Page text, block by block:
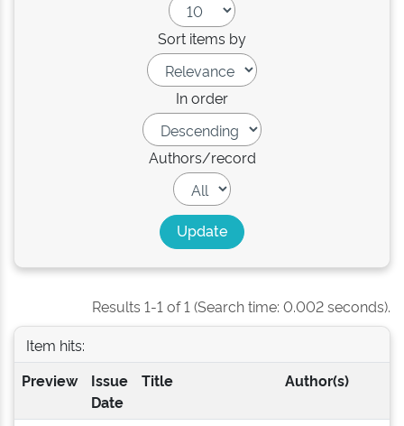
Sort items by
In order
Authors/record
Results 1-1 of 1 (Search time: 0.002 seconds).
Item hits:
Preview
Issue
Date
Title Author(s)